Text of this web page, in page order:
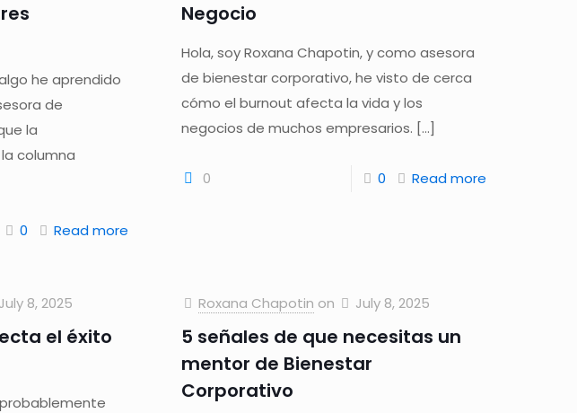
he aprendido
de
la
columna
0 Read more
Negocio
Hola, soy Roxana Chapotin, y como asesora
de bienestar corporativo, he visto de cerca
cómo el burnout afecta la vida y los
negocios de muchos empresarios. […]
0 0 Read more
July 8, 2025
el éxito
Roxana Chapotin on July 8, 2025
5 señales de que necesitas un
mentor de Bienestar
Corporativo